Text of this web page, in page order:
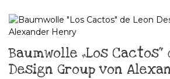
Baumwolle „Los Cactos“
Design Group von